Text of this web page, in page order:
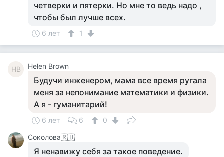
четверки и пятерки. Но мне то ведь надо ,
чтобы был лучше всех.
6 лет 1
HB Helen Brown
Будучи инженером, мама все время ругала
меня за непонимание математики и физики.
А я - гуманитарий!
6 лет 6
0
Соколова🇷🇺
Я ненавижу себя за такое поведение.